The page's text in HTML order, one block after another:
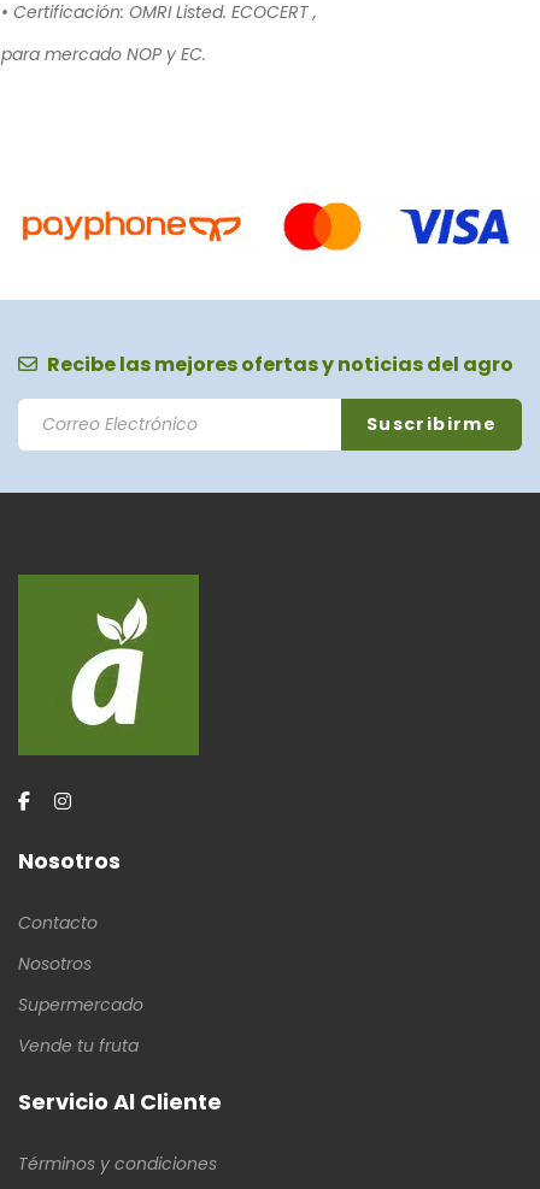
• Certificación: OMRI Listed. ECOCERT ,
para mercado NOP y EC.
Recibe las mejores ofertas y noticias del agro
Nosotros
Contacto
Nosotros
Supermercado
Vende tu fruta
Servicio Al Cliente
Términos y condiciones